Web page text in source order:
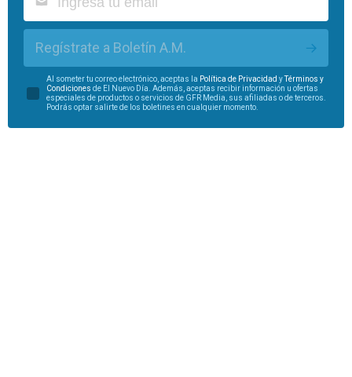
Regístrate a Boletín A.M.
Al someter tu correo electrónico, aceptas la Política de Privacidad yTérminos y
Condiciones de El Nuevo Día. Además, aceptas recibir información u ofertas
especiales de productos o servicios de GFR Media, sus afiliadas o de terceros.
Podrás optar salirte de los boletines en cualquier momento.